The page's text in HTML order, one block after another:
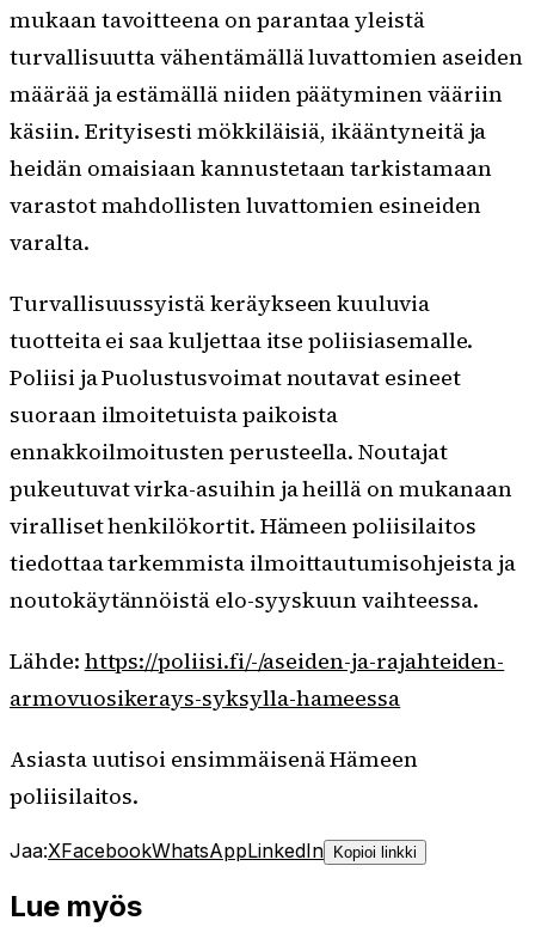
mukaan tavoitteena on parantaa yleistä
turvallisuutta vähentämällä luvattomien aseiden
määrää ja estämällä niiden päätyminen vääriin
käsiin. Erityisesti mökkiläisiä, ikääntyneitä ja
heidän omaisiaan kannustetaan tarkistamaan
varastot mahdollisten luvattomien esineiden
varalta.
Turvallisuussyistä keräykseen kuuluvia
tuotteita ei saa kuljettaa itse poliisiasemalle.
Poliisi ja Puolustusvoimat noutavat esineet
suoraan ilmoitetuista paikoista
ennakkoilmoitusten perusteella. Noutajat
pukeutuvat virka-asuihin ja heillä on mukanaan
viralliset henkilökortit. Hämeen poliisilaitos
tiedottaa tarkemmista ilmoittautumisohjeista ja
noutokäytännöistä elo-syyskuun vaihteessa.
Lähde: https://poliisi.fi/-/aseiden-ja-rajahteiden-
armovuosikerays-syksylla-hameessa
Asiasta uutisoi ensimmäisenä Hämeen
poliisilaitos.
Jaa:XFacebookWhatsAppLinkedIn Kopioi linkki
Lue myös